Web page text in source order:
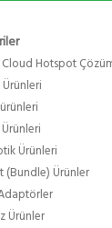
Hotspot
Ürünleri
(Bundle) Ürünler
Ürünler